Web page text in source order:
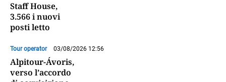
Staff House,
3.566 i nuovi
posti letto
Tour operator 03/08/2026 12:56
Alpitour-Ávoris,
verso l’accordo